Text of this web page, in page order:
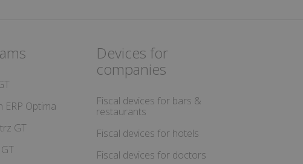
ERP Optima
GT
Devices for
companies
Fiscal devices for bars &
restaurants
Fiscal devices for hotels
Fiscal devices for doctors